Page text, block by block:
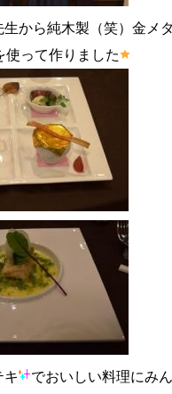
生から純木製（笑）金メ
って作りました
キ
でおいしい料理にみ